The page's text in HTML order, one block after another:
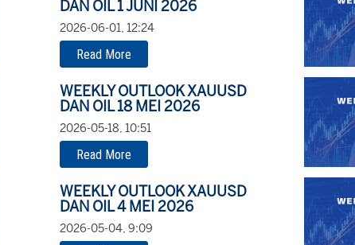
DAN OIL 1 JUNI 2026
2026-06-01, 12:24
Read More
WEEKLY OUTLOOK XAUUSD
DAN OIL 18 MEI 2026
2026-05-18, 10:51
Read More
WEEKLY OUTLOOK XAUUSD
DAN OIL 4 MEI 2026
2026-05-04, 9:09